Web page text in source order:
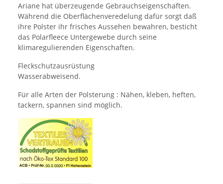
Ariane hat überzeugende Gebrauchseigenschaften.
Während die Oberflächenveredelung dafür sorgt daß
ihre Polster ihr frisches Aussehen bewahren, besticht
das Polarfleece Untergewebe durch seine
klimaregulierenden Eigenschaften.
Fleckschutzausrüstung
Wasserabweisend.
Für alle Arten der Polsterung : Nähen, kleben, heften,
tackern, spannen sind möglich.